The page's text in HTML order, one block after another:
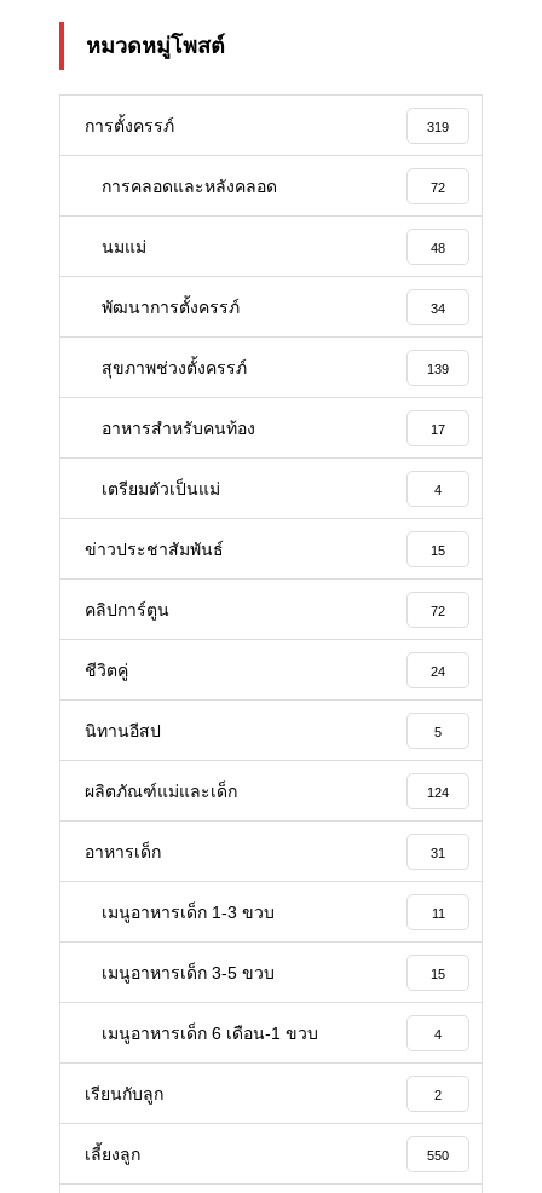
หมวดหมู่โพสต์
การตั้งครรภ์ 319
การคลอดและหลังคลอด 72
นมแม่ 48
พัฒนาการตั้งครรภ์ 34
สุขภาพช่วงตั้งครรภ์ 139
อาหารสําหรับคนท้อง 17
เตรียมตัวเป็นแม่ 4
ข่าวประชาสัมพันธ์ 15
คลิปการ์ตูน 72
ชีวิตคู่ 24
นิทานอีสป 5
ผลิตภัณฑ์แม่และเด็ก 124
อาหารเด็ก 31
เมนูอาหารเด็ก 1-3 ขวบ 11
เมนูอาหารเด็ก 3-5 ขวบ 15
เมนูอาหารเด็ก 6 เดือน-1 ขวบ 4
เรียนกับลูก 2
เลี้ยงลูก 550